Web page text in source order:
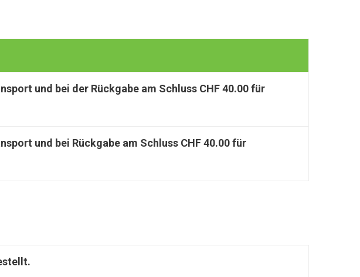
und bei der Rückgabe am Schluss CHF 40.00 für
und bei Rückgabe am Schluss CHF 40.00 für